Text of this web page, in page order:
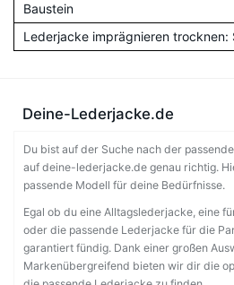
Baustein
Lederjacke imprägnieren trocknen:
Deine-Lederjacke.de
Du bist auf der Suche nach der
auf deine-lederjacke.de genau richtig.
passende Modell für deine Bedürfnisse.
Egal ob du eine Alltagslederjacke, eine
oder die passende Lederjacke für die
garantiert fündig. Dank einer großen
Markenübergreifend bieten wir dir die